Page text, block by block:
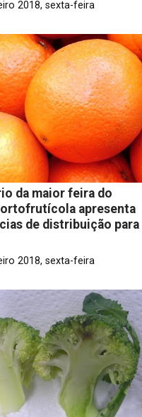
2018, sexta-feira
da maior feira do
apresenta
de distribuição para
2018, sexta-feira